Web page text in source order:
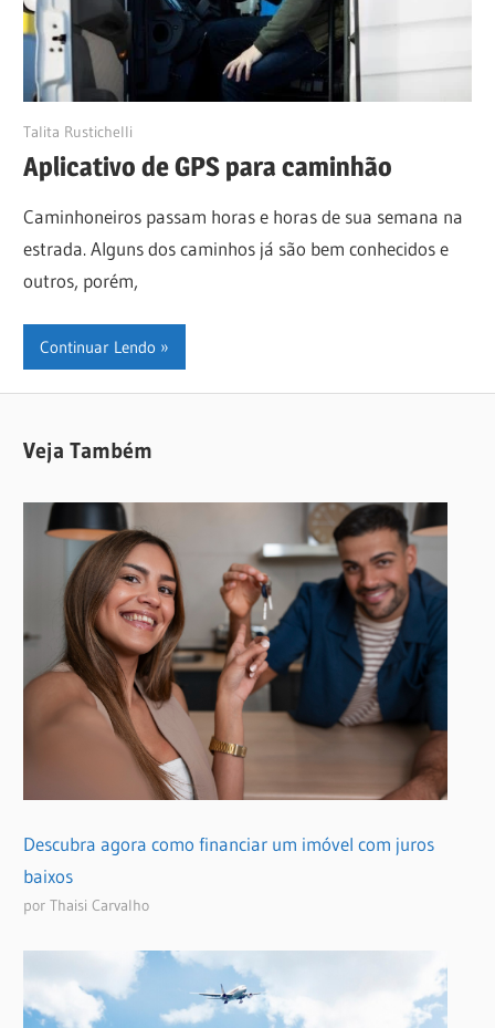
19/06/2024
Talita Rustichelli
Aplicativo de GPS para caminhão
Caminhoneiros passam horas e horas de sua semana na
estrada. Alguns dos caminhos já são bem conhecidos e
outros, porém,
Continuar Lendo
Veja Também
Descubra agora como financiar um imóvel com juros
baixos
por Thaisi Carvalho